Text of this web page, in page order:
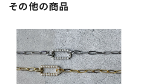
その他の商品